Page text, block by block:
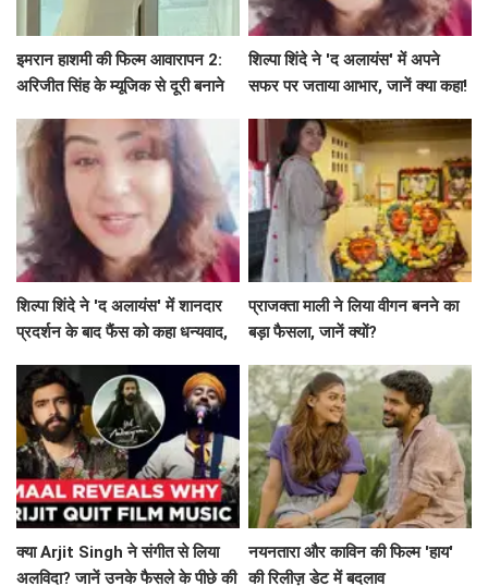
इमरान हाशमी की फिल्म आवारापन 2:
अरिजीत सिंह के म्यूजिक से दूरी बनाने
शिल्पा शिंदे ने 'द अलायंस' में अपने
सफर पर जताया आभार, जानें क्या कहा!
शिल्पा शिंदे ने 'द अलायंस' में शानदार
प्रदर्शन के बाद फैंस को कहा धन्यवाद,
प्राजक्ता माली ने लिया वीगन बनने का
बड़ा फैसला, जानें क्यों?
क्या Arjit Singh ने संगीत से लिया
अलविदा? जानें उनके फैसले के पीछे की
नयनतारा और काविन की फिल्म 'हाय'
की रिलीज़ डेट में बदलाव